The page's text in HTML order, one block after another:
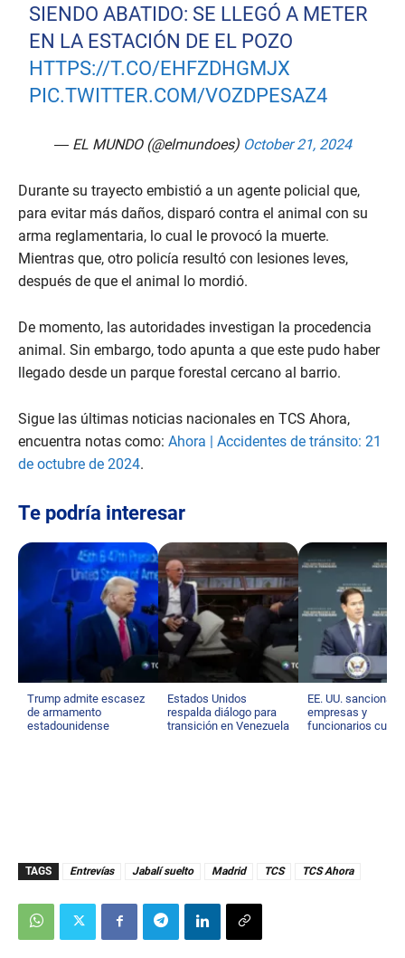
SIENDO ABATIDO: SE LLEGÓ A METER
EN LA ESTACIÓN DE EL POZO
HTTPS://T.CO/EHFZDHGMJX
PIC.TWITTER.COM/VOZDPESAZ4
— EL MUNDO (@elmundoes) October 21, 2024
Durante su trayecto embistió a un agente policial que,
para evitar más daños, disparó contra el animal con su
arma reglamentaria, lo cual le provocó la muerte.
Mientras que, otro policía resultó con lesiones leves,
después de que el animal lo mordió.
De momento, las autoridades investigan la procedencia
animal. Sin embargo, todo apunta a que este pudo haber
llegado desde un parque forestal cercano al barrio.
Sigue las últimas noticias nacionales en TCS Ahora,
encuentra notas como: Ahora | Accidentes de tránsito: 21
de octubre de 2024.
Te podría interesar
Trump admite escasez
de armamento
estadounidense
Estados Unidos
respalda diálogo para
transición en Venezuela
EE. UU. sanciona a
empresas y
funcionarios
TAGS Entrevías Jabalí suelto Madrid TCS TCS Ahora